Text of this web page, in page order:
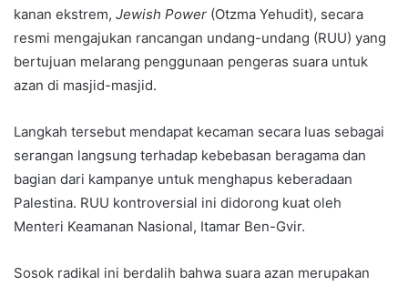
kanan ekstrem, Jewish Power (Otzma Yehudit), secara
resmi mengajukan rancangan undang-undang (RUU) yang
bertujuan melarang penggunaan pengeras suara untuk
azan di masjid-masjid.
Langkah tersebut mendapat kecaman secara luas sebagai
serangan langsung terhadap kebebasan beragama dan
bagian dari kampanye untuk menghapus keberadaan
Palestina. RUU kontroversial ini didorong kuat oleh
Menteri Keamanan Nasional, Itamar Ben-Gvir.
Sosok radikal ini berdalih bahwa suara azan merupakan